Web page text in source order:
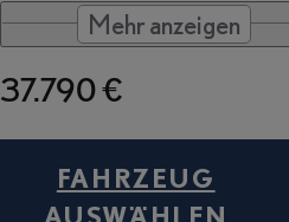
Mehr anzeigen
37.790 €
FAHRZEUG
AUSWÄHLEN